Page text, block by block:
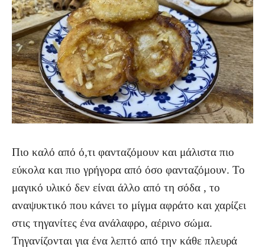
Πιο καλό από ό,τι φανταζόμουν και μάλιστα πιο
εύκολα και πιο γρήγορα από όσο φανταζόμουν. Το
μαγικό υλικό δεν είναι άλλο από τη σόδα , το
αναψυκτικό που κάνει το μίγμα αφράτο και χαρίζει
στις τηγανίτες ένα ανάλαφρο, αέρινο σώμα.
Τηγανίζονται για ένα λεπτό από την κάθε πλευρά